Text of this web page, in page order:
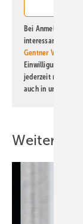
Bei Anmeldung zu
interessante
Gentner Verlag
Einwilligung kann
jederzeit möglich.
auch in unserer
Weitere